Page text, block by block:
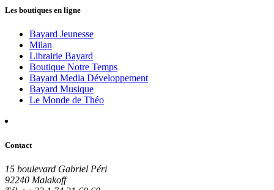
Les boutiques en ligne
Bayard Jeunesse
Milan
Librairie Bayard
Boutique Notre Temps
Bayard Media Développement
Bayard Musique
Le Monde de Théo
Contact
15 boulevard Gabriel Péri
92240 Malakoff